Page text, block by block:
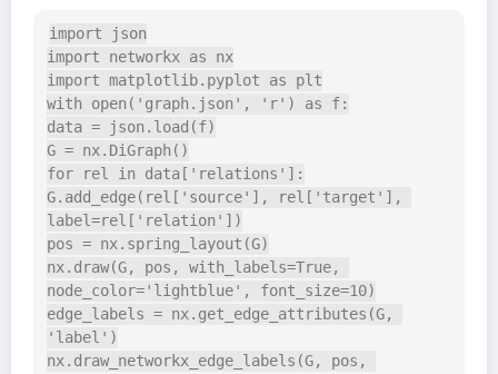
import json
import networkx as nx
import matplotlib.pyplot as plt
with open('graph.json', 'r') as f:
data = json.load(f)
G = nx.DiGraph()
for rel in data['relations']:
G.add_edge(rel['source'], rel['target'],
label=rel['relation'])
pos = nx.spring_layout(G)
nx.draw(G, pos, with_labels=True,
node_color='lightblue', font_size=10)
edge_labels = nx.get_edge_attributes(G,
'label')
nx.draw_networkx_edge_labels(G, pos,